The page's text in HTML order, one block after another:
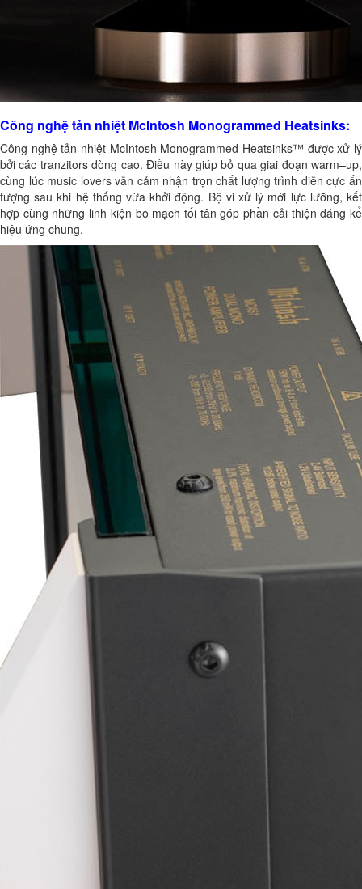
Công nghệ tản nhiệt McIntosh Monogrammed Heatsinks:
Công nghệ tản nhiệt McIntosh Monogrammed Heatsinks™ được xử lý
bởi các tranzitors dòng cao. Điều này giúp bỏ qua giai đoạn warm–up,
cùng lúc music lovers vẫn cảm nhận trọn chất lượng trình diễn cực ấn
tượng sau khi hệ thống vừa khởi động. Bộ vi xử lý mới lực lưỡng, kết
hợp cùng những linh kiện bo mạch tối tân góp phần cải thiện đáng kể
hiệu ứng chung.